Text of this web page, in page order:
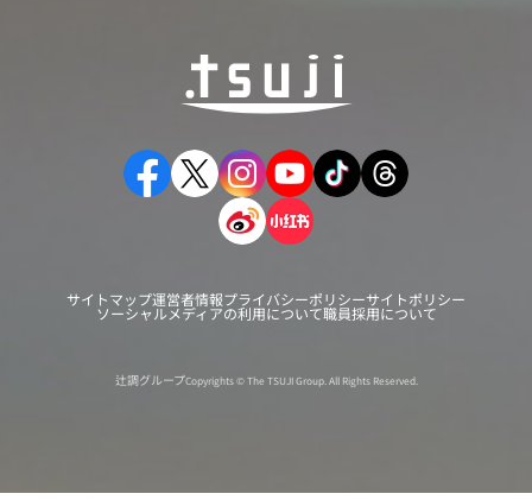
サイトマップ運営者情報プライバシーポリシーサイトポリシー
ソーシャルメディアの利用について職員採用について
辻調グループCopyrights © The TSUJI Group. All Rights Reserved.